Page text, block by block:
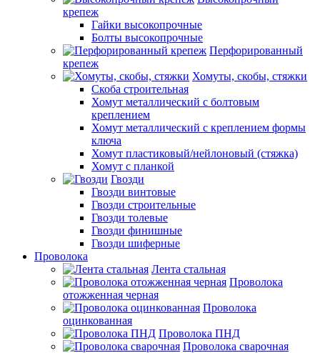
крепеж
Гайки высокопрочные
Болты высокопрочные
Перфорированный
крепеж
Хомуты, скобы, стяжки
Скоба строительная
Хомут металлический с болтовым
креплением
Хомут металлический с креплением формы
ключа
Хомут пластиковый/нейлоновый (стяжка)
Хомут с планкой
Гвозди
Гвозди винтовые
Гвозди строительные
Гвозди толевые
Гвозди финишные
Гвозди шиферные
Проволока
Лента стальная
Проволока
отожженная черная
Проволока
оцинкованная
Проволока ПНД
Проволока сварочная